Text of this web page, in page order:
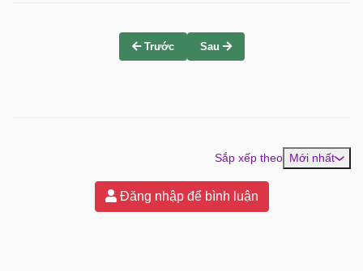
Trước Sau
Sắp xếp theo Mới nhất
Đăng nhập để bình luận